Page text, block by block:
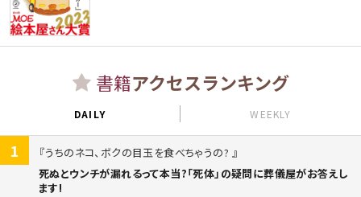
書籍アクセスランキング
DAILY WEEKLY
1
うちのネコ、ボクの目玉を食べちゃうの?
死ぬとウンチが漏れるって本当?「死体」の疑問に葬儀屋がお答えし
ます!